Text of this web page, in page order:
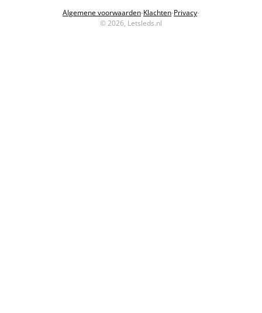
Algemene voorwaarden-Klachten-Privacy-
© 2026, Letsleds.nl